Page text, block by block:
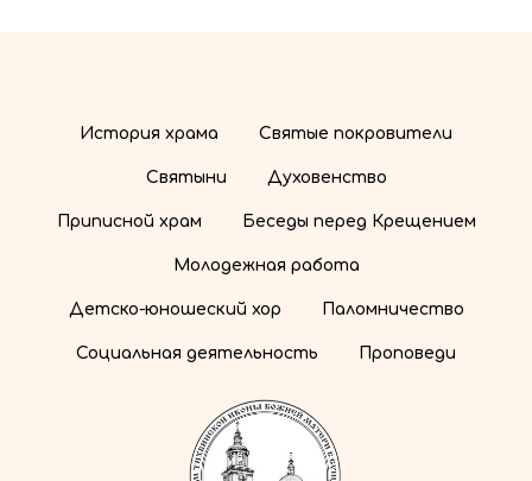
История храма Святые покровители
Святыни Духовенство
Приписной храм Беседы перед Крещением
Молодежная работа
Детско-юношеский хор Паломничество
Социальная деятельность Проповеди